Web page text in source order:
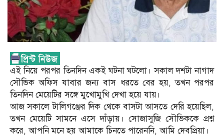
এই নিয়ে পরপর তিনদিন একই ঘটনা ঘটলো। সকাল দশটা নাগাদ
সৌভিক অফিস যাবার জন্য বাস ধরতে বের হয়, তখন পরপর
তিনদিন মেয়েটির সঙ্গে মুখোমুখি দেখা হয়ে যায়।
আজ সকালে টালিগঞ্জের দিক থেকে বাসটা আসতে দেরি হয়েছিল,
তখন মেয়েটি সামনে এসে দাঁড়ায়। সোজাসুজি সৌভিককে প্রশ্ন
করে, আপনি মনে হয় আমাকে চিনতে পারেননি, আমি দেবপ্রিয়া।